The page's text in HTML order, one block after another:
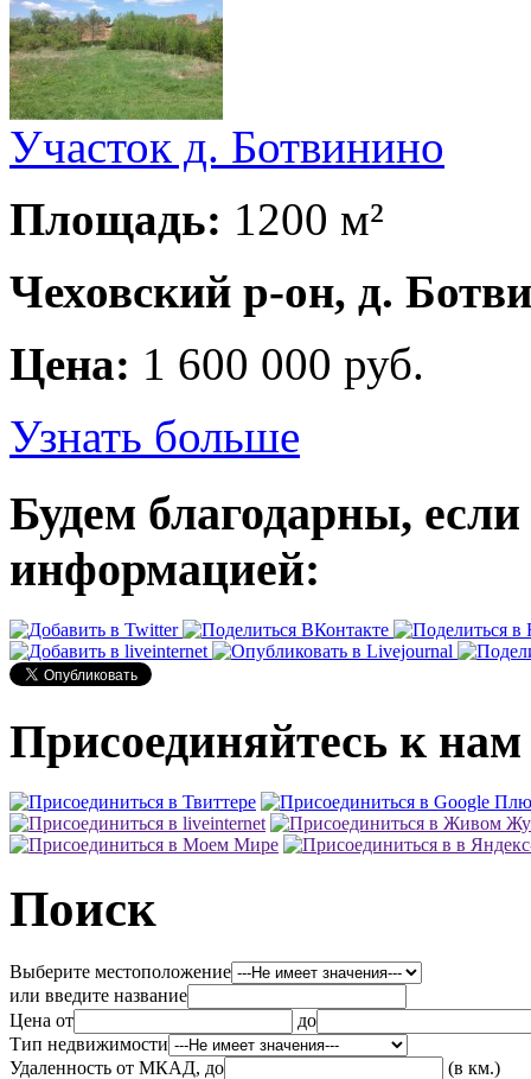
Участок д. Ботвинино
Площадь: 1200 м²
Чеховский р-он, д.
Цена: 1 600 000 руб.
Узнать больше
Будем благодарны,
информацией:
Присоединяйтесь к нам
Поиск
Выберите местоположение
или введите название
Цена от
до
Тип недвижимости
Удаленность от МКАД, до
(в км.)